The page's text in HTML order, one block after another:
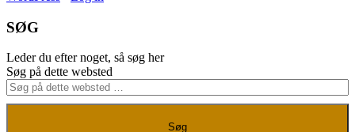
SØG
Leder du efter noget, så søg her
Søg på dette websted